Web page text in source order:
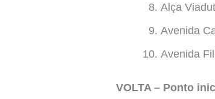
Alça
Avenida
Avenida
VOLTA – Ponto